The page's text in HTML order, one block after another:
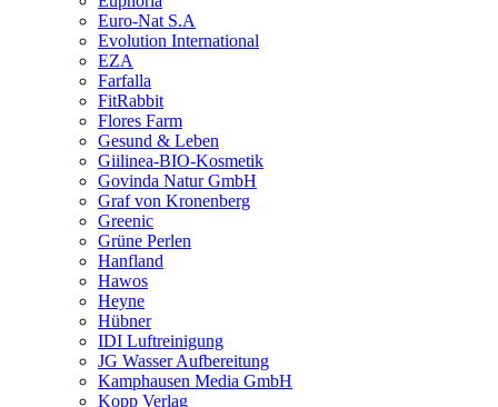
Euro-Nat S.A
Evolution International
EZA
Farfalla
FitRabbit
Flores Farm
Gesund & Leben
Giilinea-BIO-Kosmetik
Govinda Natur GmbH
Graf von Kronenberg
Greenic
Grüne Perlen
Hanfland
Hawos
Heyne
Hübner
IDI Luftreinigung
JG Wasser Aufbereitung
Kamphausen Media GmbH
Kopp Verlag